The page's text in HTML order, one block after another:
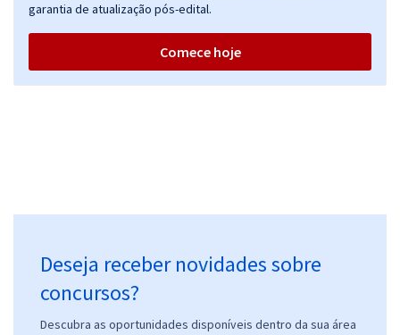
garantia de atualização pós-edital.
Comece hoje
Deseja receber novidades sobre
concursos?
Descubra as oportunidades disponíveis dentro da sua área